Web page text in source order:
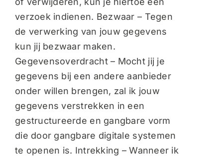
verzoek indienen. Bezwaar – Tegen
de verwerking van jouw gegevens
kun jij bezwaar maken.
Gegevensoverdracht – Mocht jij je
gegevens bij een andere aanbieder
onder willen brengen, zal ik jouw
gegevens verstrekken in een
gestructureerde en gangbare vorm
die door gangbare digitale systemen
te openen is. Intrekking – Wanneer ik